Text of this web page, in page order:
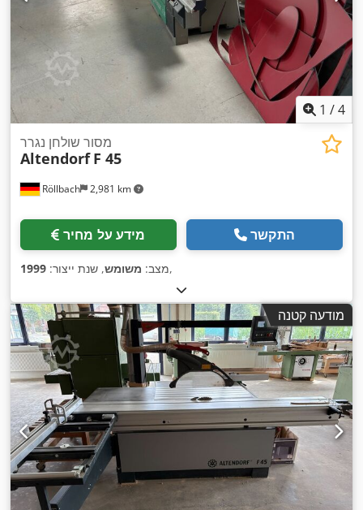
1 /4
Röllbach 2,981 km
מסור שולחן נגרר
Altendorf F 45
מידע על מחיר התקשר
מצב: משומש, שנת ייצור: 1999 ,
מודעה קטנה